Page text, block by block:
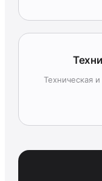
Техническая